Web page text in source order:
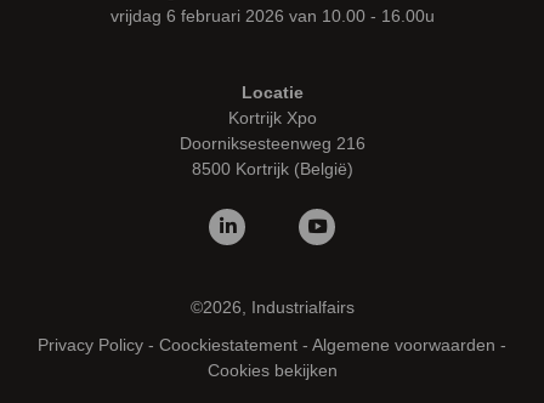
vrijdag 6 februari 2026 van 10.00 - 16.00u
Locatie
Kortrijk Xpo
Doorniksesteenweg 216
8500 Kortrijk (België)
©2026, Industrialfairs
Privacy Policy - Coockiestatement - Algemene voorwaarden -
Cookies bekijken